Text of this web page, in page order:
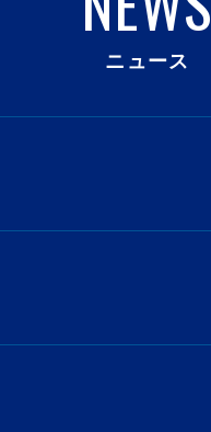
ニュース